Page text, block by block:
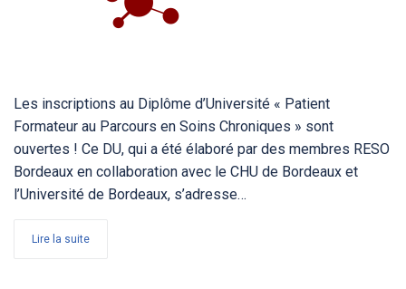
Les inscriptions au Diplôme d’Université « Patient
Formateur au Parcours en Soins Chroniques » sont
ouvertes ! Ce DU, qui a été élaboré par des membres RESO
Bordeaux en collaboration avec le CHU de Bordeaux et
l’Université de Bordeaux, s’adresse…
Lire la suite